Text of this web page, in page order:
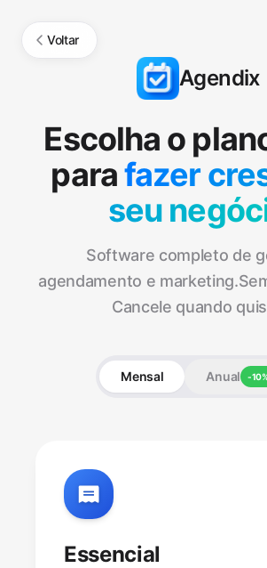
Voltar
Agendix
Escolha o
parafazer
seu
Software completo de
agendamento e marketing.
Cancele quando
Mensal Anual -
Essencial